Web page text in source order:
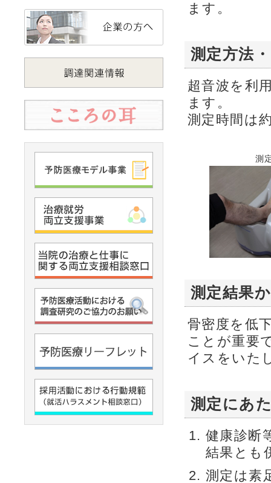
ます。
測定方法
超音波を利
ます。
測定時間は
測
測定結果
骨密度を低
ことが重要
イスをいた
測定にあ
健康診断
結果とも
測定は素